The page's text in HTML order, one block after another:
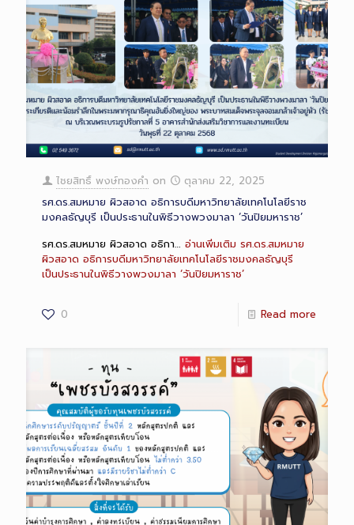
ไชยสิทธิ์ พงษ์ทองคำ on
ตุลาคม 22, 2025
รศ.ดร.สมหมาย ผิวสอาด อธิการบดีมหาวิทยาลัยเทคโนโลยีราช
มงคลธัญบุรี เป็นประธานในพิธีวางพวงมาลา ‘วันปิยมหาราช’
รศ.ดร.สมหมาย ผิวสอาด อธิกา… อ่านเพิ่มเติม รศ.ดร.สมหมาย
ผิวสอาด อธิการบดีมหาวิทยาลัยเทคโนโลยีราชมงคลธัญบุรี
เป็นประธานในพิธีวางพวงมาลา ‘วันปิยมหาราช’
0 Read more